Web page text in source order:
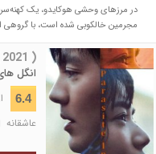
در مرزهای وحشی هوکایدو، یک
مجرمین خالکوبی شده است، با گروهی
)
انگل
6.4
عاشقانه